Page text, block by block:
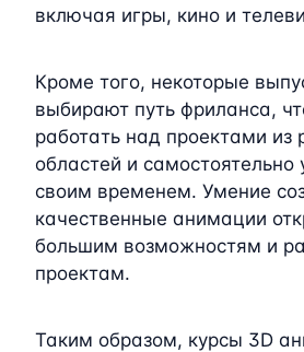
включая игры, кино и
Кроме того, некоторые
выбирают путь фриланса,
работать над проектами из
областей и самостоятельно
своим временем. Умение
качественные анимации
большим возможностям и
проектам.
Таким образом, курсы 3D